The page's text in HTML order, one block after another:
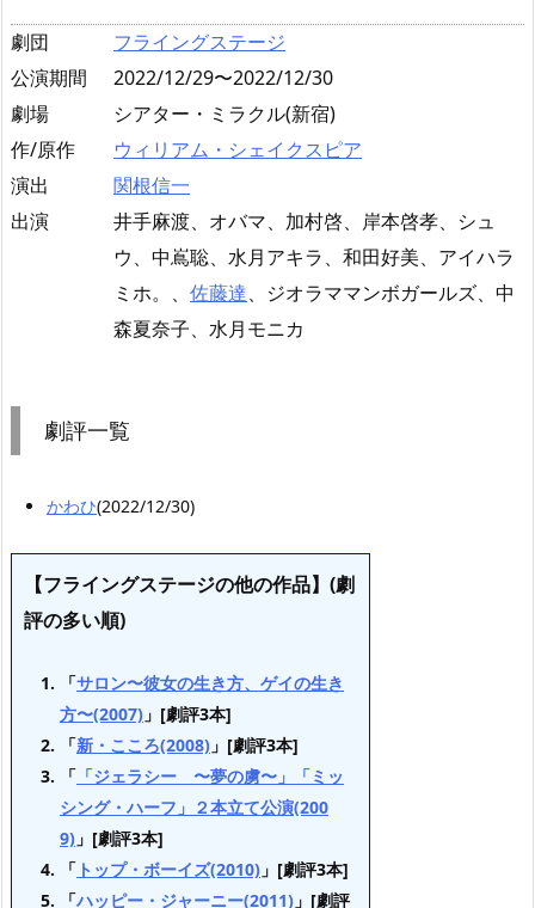
劇団
フライングステージ
公演期間
2022/12/29〜2022/12/30
劇場
シアター・ミラクル(新宿)
作/原作
ウィリアム・シェイクスピア
演出
関根信一
出演
井手麻渡、オバマ、加村啓、岸本啓孝、シュ
ウ、中嶌聡、水月アキラ、和田好美、アイハラ
ミホ。、 佐藤達、ジオラママンボガールズ、中
森夏奈子、水月モニカ
劇評一覧
かわひ(2022/12/30)
【フライングステージの他の作品】(劇
評の多い順)
「サロン〜彼女の生き方、ゲイの生き
方〜(2007) 」[劇評3本]
「新・こころ(2008) 」[劇評3本]
「 「ジェラシー 〜夢の虜〜」「ミッ
シング・ハーフ」２本立て公演(200
9) 」[劇評3本]
「 トップ・ボーイズ(2010) 」[劇評3本]
「ハッピー・ジャーニー(2011) 」[劇評